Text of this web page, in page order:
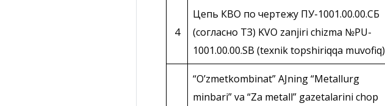
4
Цепь КВО по чертежу ПУ-1001.00.00.СБ
(согласно ТЗ) KVO zanjiri chizma №PU-
1001.00.00.SB (texnik topshiriqqa muvofiq)
“Oʼzmetkombinat” AJning “Metallurg
minbari” va “Za metall” gazetalarini chop